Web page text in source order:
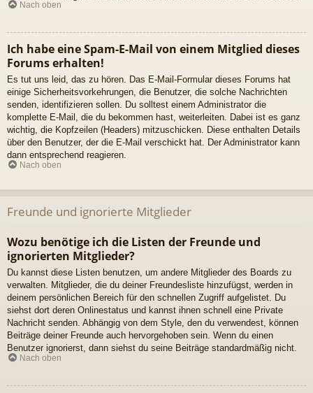
Nach oben
Ich habe eine Spam-E-Mail von einem Mitglied dieses
Forums erhalten!
Es tut uns leid, das zu hören. Das E-Mail-Formular dieses Forums hat
einige Sicherheitsvorkehrungen, die Benutzer, die solche Nachrichten
senden, identifizieren sollen. Du solltest einem Administrator die
komplette E-Mail, die du bekommen hast, weiterleiten. Dabei ist es ganz
wichtig, die Kopfzeilen (Headers) mitzuschicken. Diese enthalten Details
über den Benutzer, der die E-Mail verschickt hat. Der Administrator kann
dann entsprechend reagieren.
Nach oben
Freunde und ignorierte Mitglieder
Wozu benötige ich die Listen der Freunde und
ignorierten Mitglieder?
Du kannst diese Listen benutzen, um andere Mitglieder des Boards zu
verwalten. Mitglieder, die du deiner Freundesliste hinzufügst, werden in
deinem persönlichen Bereich für den schnellen Zugriff aufgelistet. Du
siehst dort deren Onlinestatus und kannst ihnen schnell eine Private
Nachricht senden. Abhängig von dem Style, den du verwendest, können
Beiträge deiner Freunde auch hervorgehoben sein. Wenn du einen
Benutzer ignorierst, dann siehst du seine Beiträge standardmäßig nicht.
Nach oben